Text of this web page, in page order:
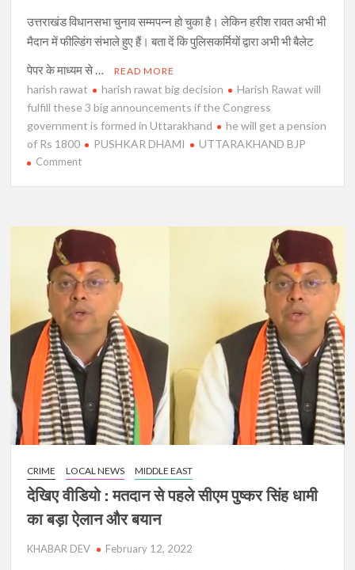
उत्तराखंड विधानसभा चुनाव सम्मपन्न हो चुका है। लेकिन हरीश रावत अभी भी
मैदान में फील्डिंग संभाले हुए हैं। बता दें कि पुलिसकर्मियों द्वारा अभी भी बैलेट
पेपर के माध्यम से …
READ MORE
harish rawat harish rawat big decision
Harish Rawat will
fulfill these 3 big announcements if the Congress
government is formed in Uttarakhand
he will get a pension
of Rs 1800
PUSHKAR DHAMI UTTARAKHAND BJP
Commenton
की
बनने
पर
हरीश
रावत
पूरी
करेंगे
ये
बड़ी
घोषणाएं,
इनको
1800
रुपये
CRIME LOCAL NEWS MIDDLE EAST
देखिए वीडियो : मतदान से पहले सीएम पुष्कर सिंह धामी
का बड़ा ऐलान और बयान
KHABAR DEV February 12, 2022